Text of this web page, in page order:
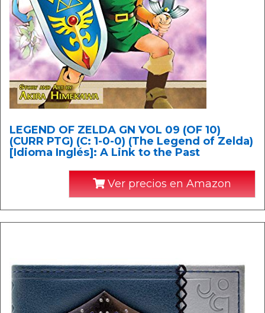
LEGEND OF ZELDA GN VOL 09 (OF 10)
(CURR PTG) (C: 1-0-0) (The Legend of Zelda)
[Idioma Inglés]: A Link to the Past
Ver precios en Amazon